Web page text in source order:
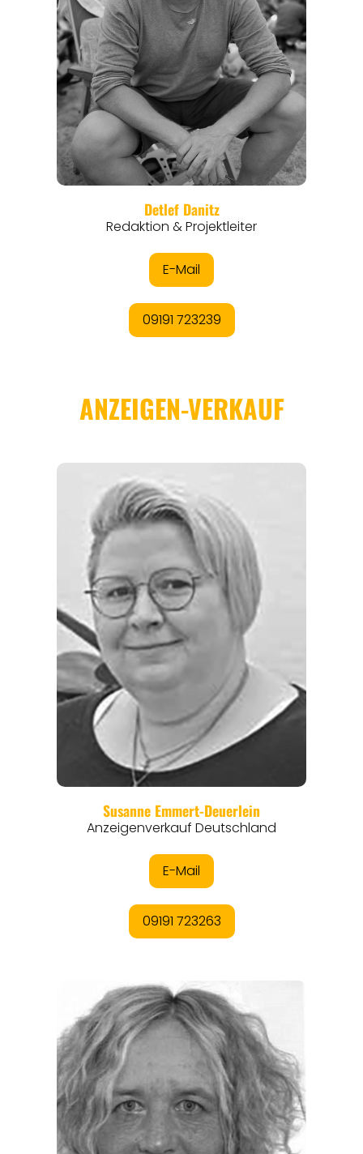
REGIONEN
EVENTS
REISEFÜHRER
REISEMAGAZINE
THEMEN
ANGEBOTE